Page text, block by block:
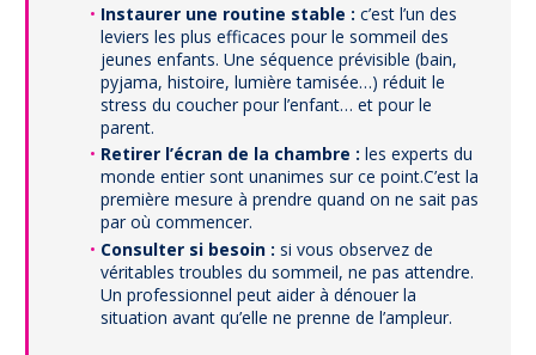
Instaurer une routine stable : c’est l’un des
leviers les plus efficaces pour le sommeil des
jeunes enfants. Une séquence prévisible (bain,
pyjama, histoire, lumière tamisée…) réduit le
stress du coucher pour l’enfant… et pour le
parent.
Retirer l’écran de la chambre : les experts du
monde entier sont unanimes sur ce point.C’est la
première mesure à prendre quand on ne sait pas
par où commencer.
Consulter si besoin : si vous observez de
véritables troubles du sommeil, ne pas attendre.
Un professionnel peut aider à dénouer la
situation avant qu’elle ne prenne de l’ampleur.